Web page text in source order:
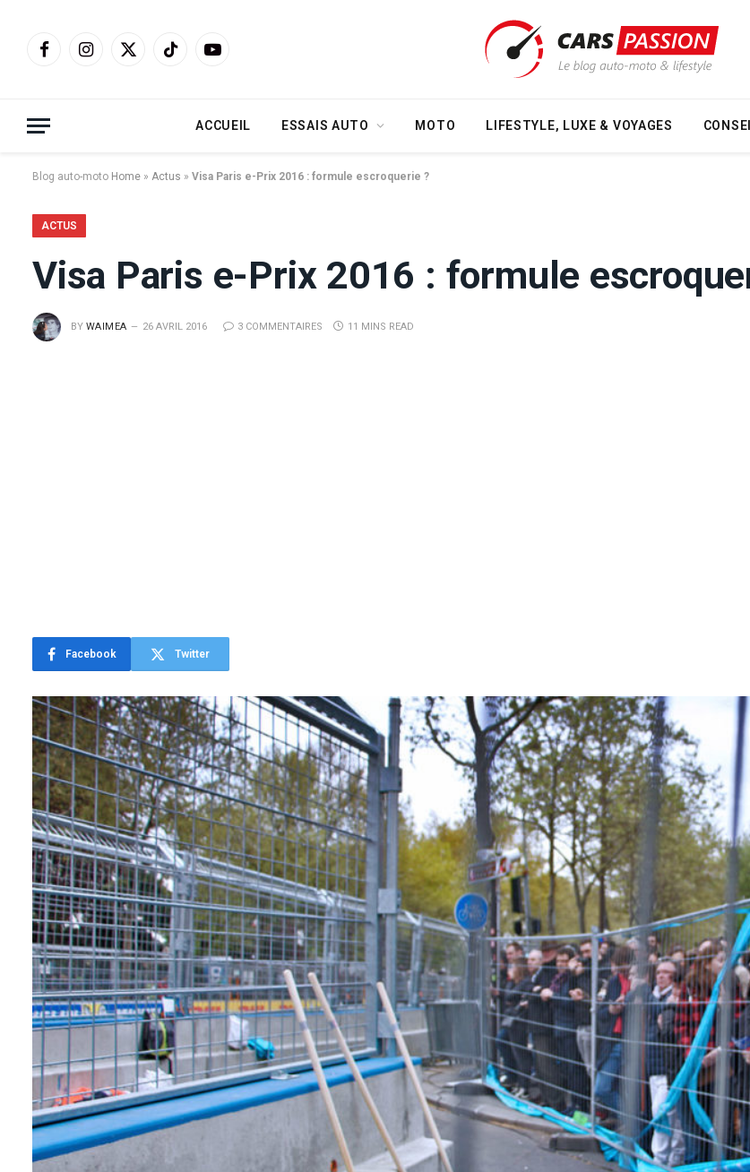
FacebookInstagram
X
TikTokYouTube
ACCUEIL ESSAIS AUTO MOTO LIFESTYLE, LUXE & VOYAGES
Blog auto-moto Home » Actus » Visa Paris e-Prix 2016 : formule escroquerie ?
ACTUS
Visa Paris e-Prix 2016 : formule
BY WAIMEA 26 AVRIL 2016 3 COMMENTAIRES 11 MINS READ
Facebook Twitter